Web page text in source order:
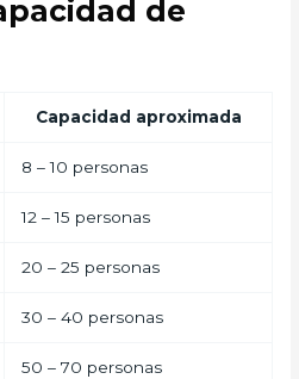
de
Capacidad aproximada
8 – 10 personas
12 – 15 personas
20 – 25 personas
30 – 40 personas
50 – 70 personas